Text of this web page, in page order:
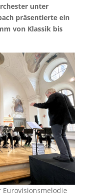
unter
präsentierte ein
von Klassik bis